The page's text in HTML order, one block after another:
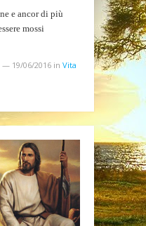
e ancor di più
mossi
— 19/06/2016 in Vita